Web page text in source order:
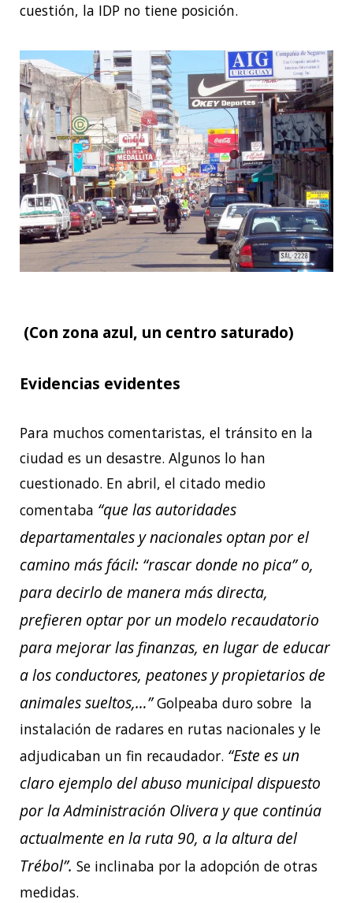
cuestión, la IDP no tiene posición.
(Con zona azul, un centro saturado)
Evidencias evidentes
Para muchos comentaristas, el tránsito en la
ciudad es un desastre. Algunos lo han
cuestionado. En abril, el citado medio
comentaba “que las autoridades
departamentales y nacionales optan por el
camino más fácil: “rascar donde no pica” o,
para decirlo de manera más directa,
prefieren optar por un modelo recaudatorio
para mejorar las finanzas, en lugar de educar
a los conductores, peatones y propietarios de
animales sueltos,…”Golpeaba duro sobre la
instalación de radares en rutas nacionales y le
adjudicaban un fin recaudador. “Este es un
claro ejemplo del abuso municipal dispuesto
por la Administración Olivera y que continúa
actualmente en la ruta 90, a la altura del
Trébol”. Se inclinaba por la adopción de otras
medidas.